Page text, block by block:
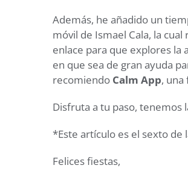
Además, he añadido un
móvil de Ismael Cala, la cual
enlace para que explores la
en que sea de gran ayuda
recomiendo Calm App, una
Disfruta a tu paso, tenemos
*Este artículo es el sexto de
Felices fiestas,